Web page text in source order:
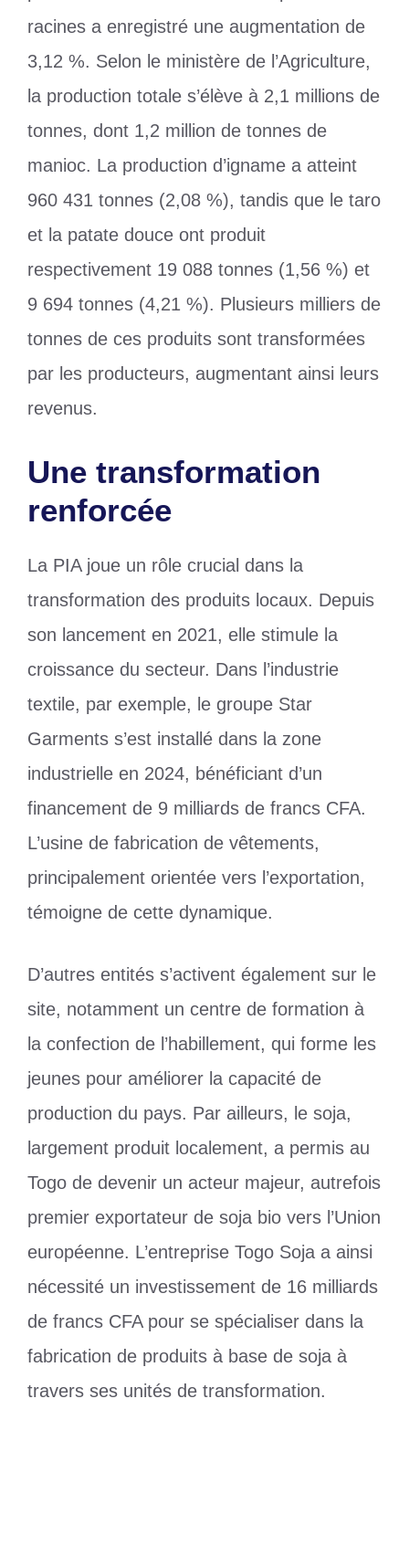
racines a enregistré une augmentation de
3,12 %. Selon le ministère de l’Agriculture,
la production totale s’élève à 2,1 millions de
tonnes, dont 1,2 million de tonnes de
manioc. La production d’igname a atteint
960 431 tonnes (2,08 %), tandis que le taro
et la patate douce ont produit
respectivement 19 088 tonnes (1,56 %) et
9 694 tonnes (4,21 %). Plusieurs milliers de
tonnes de ces produits sont transformées
par les producteurs, augmentant ainsi leurs
revenus.
Une transformation
renforcée
La PIA joue un rôle crucial dans la
transformation des produits locaux. Depuis
son lancement en 2021, elle stimule la
croissance du secteur. Dans l’industrie
textile, par exemple, le groupe Star
Garments s’est installé dans la zone
industrielle en 2024, bénéficiant d’un
financement de 9 milliards de francs CFA.
L’usine de fabrication de vêtements,
principalement orientée vers l’exportation,
témoigne de cette dynamique.
D’autres entités s’activent également sur le
site, notamment un centre de formation à
la confection de l’habillement, qui forme les
jeunes pour améliorer la capacité de
production du pays. Par ailleurs, le soja,
largement produit localement, a permis au
Togo de devenir un acteur majeur, autrefois
premier exportateur de soja bio vers l’Union
européenne. L’entreprise Togo Soja a ainsi
nécessité un investissement de 16 milliards
de francs CFA pour se spécialiser dans la
fabrication de produits à base de soja à
travers ses unités de transformation.